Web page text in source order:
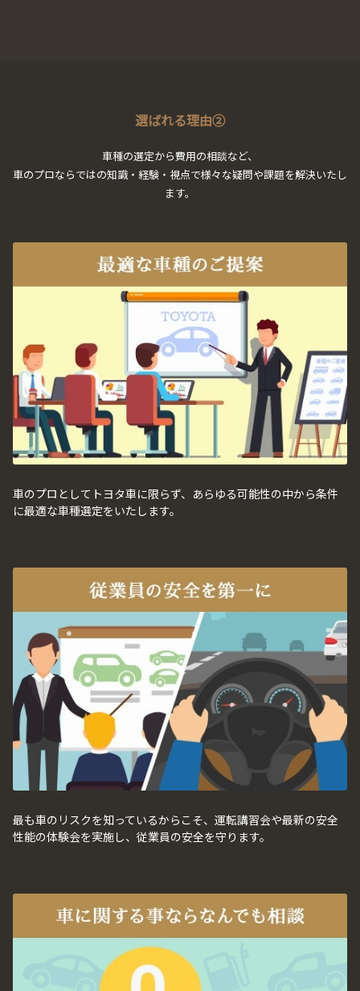
選ばれる理由②
車種の選定から費用の相談など、
車のプロならではの知識・経験・視点で様々な疑問や課題を解決いたし
ます。
車のプロとしてトヨタ車に限らず、あらゆる可能性の中から条件
に最適な車種選定をいたします。
最も車のリスクを知っているからこそ、運転講習会や最新の安全
性能の体験会を実施し、従業員の安全を守ります。